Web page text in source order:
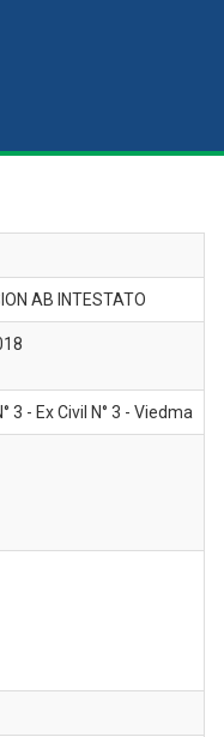
AB INTESTATO
3 - Ex Civil N° 3 - Viedma